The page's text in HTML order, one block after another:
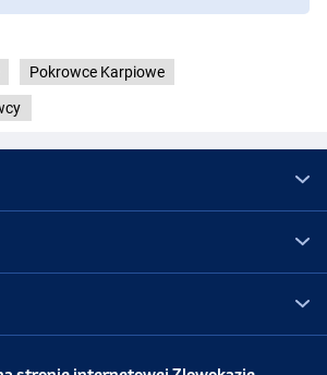
Pokrowce Karpiowe